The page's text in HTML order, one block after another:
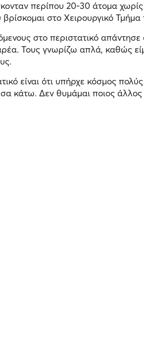
περίπου 20-30 άτομα
στο Χειρουργικό Τμήμα
στο περιστατικό
Τους γνωρίζω απλά, καθώς
είναι ότι υπήρχε κόσμος
κάτω. Δεν θυμάμαι ποιος άλλος